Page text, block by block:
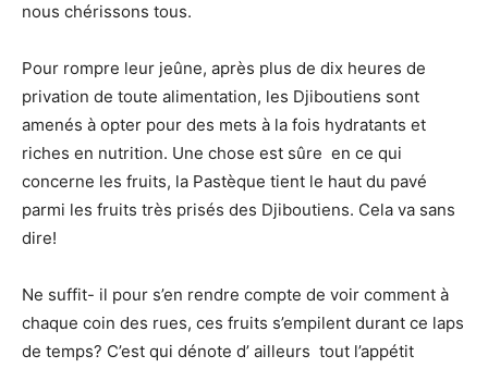
nous chérissons tous.
Pour rompre leur jeûne, après plus de dix heures de
privation de toute alimentation, les Djiboutiens sont
amenés à opter pour des mets à la fois hydratants et
riches en nutrition. Une chose est sûre en ce qui
concerne les fruits, la Pastèque tient le haut du pavé
parmi les fruits très prisés des Djiboutiens. Cela va sans
dire!
Ne suffit- il pour s’en rendre compte de voir comment à
chaque coin des rues, ces fruits s’empilent durant ce laps
de temps? C’est qui dénote d’ ailleurs tout l’appétit